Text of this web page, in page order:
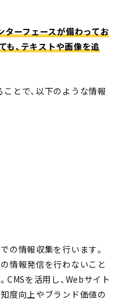
ターフェースが備わってお
も、テキストや画像を追
とで、以下のような情報
の情報収集を行います。
情報発信を行わないこと
CMSを活用し、Webサイト
度向上やブランド価値の